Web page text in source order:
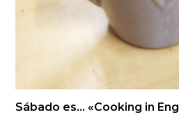
Sábado es… «Cooking in